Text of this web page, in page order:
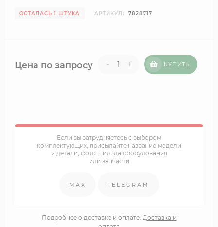
ОСТАЛАСЬ 1 ШТУКА АРТИКУЛ: 7828717
Цена по запросу - + КУПИТЬ
Если вы затрудняетесь с выбором
комплектующих, присылайте название модели
и детали, фото шильда оборудования
или запчасти
MAX TELEGRAM
Подробнее о доставке и оплате: Доставка и